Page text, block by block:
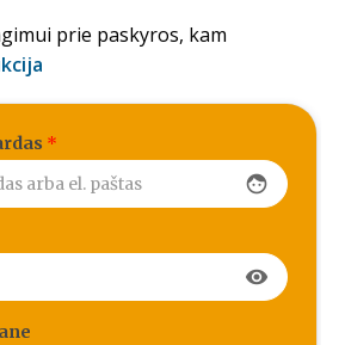
prie paskyros, kam
*
face
visibility